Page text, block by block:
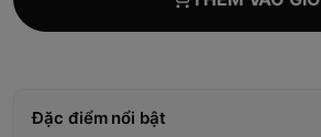
Đặc điểm nổi bật